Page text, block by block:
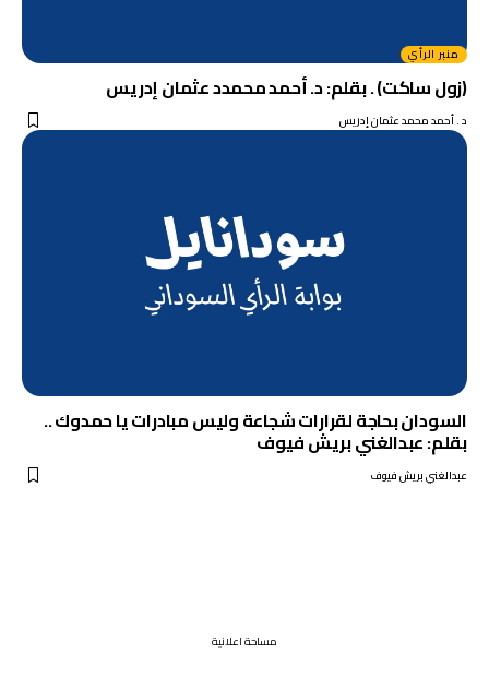
منبر الرأي
(زول ساكت) . بقلم: د. أحمد محمدد عثمان إدريس
د . أحمد محمد عثمان إدريس
السودان بحاجة لقرارات شجاعة وليس مبادرات يا حمدوك ..
بقلم: عبدالغني بريش فيوف
عبدالغني بريش فيوف
مساحة اعلانية